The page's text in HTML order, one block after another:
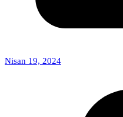
Nisan 19, 2024